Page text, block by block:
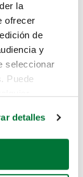
la
ofrecer
de
y
seleccionar
Puede
geográfica
detalles
como